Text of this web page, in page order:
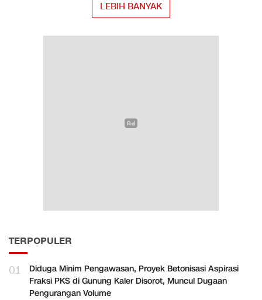
LEBIH BANYAK
TERPOPULER
01
Diduga Minim Pengawasan, Proyek Betonisasi Aspirasi
Fraksi PKS di Gunung Kaler Disorot, Muncul Dugaan
Pengurangan Volume